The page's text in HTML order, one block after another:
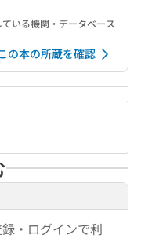
いる機関・データベース
の本の所蔵を確認
・ログインで利